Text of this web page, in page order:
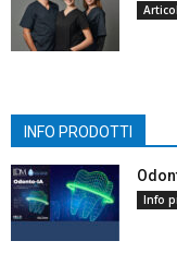
INFO PRODOTTI
Info